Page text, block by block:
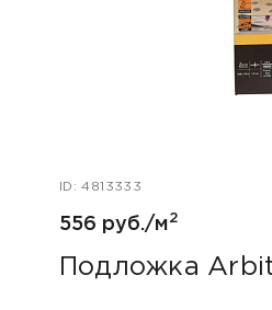
ID: 4813333
556 руб./м2
Подложка